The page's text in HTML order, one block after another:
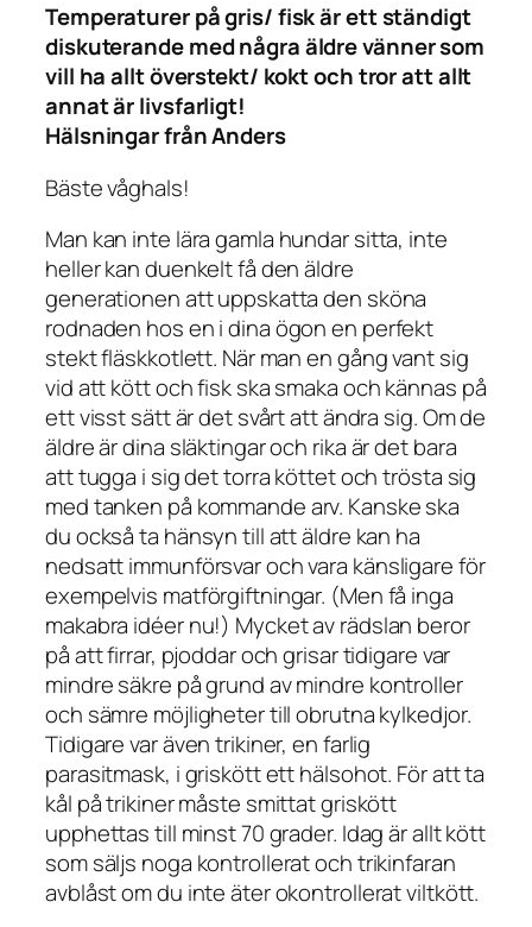
Temperaturer på gris/ fisk är ett ständigt
diskuterande med några äldre vänner som
vill ha allt överstekt/ kokt och tror att allt
annat är livsfarligt!
Hälsningar från Anders
Bäste våghals!
Man kan inte lära gamla hundar sitta, inte
heller kan duenkelt få den äldre
generationen att uppskatta den sköna
rodnaden hos en i dina ögon en perfekt
stekt fläskkotlett. När man en gång vant sig
vid att kött och fisk ska smaka och kännas på
ett visst sätt är det svårt att ändra sig. Om de
äldre är dina släktingar och rika är det bara
att tugga i sig det torra köttet och trösta sig
med tanken på kommande arv. Kanske ska
du också ta hänsyn till att äldre kan ha
nedsatt immunförsvar och vara känsligare för
exempelvis matförgiftningar. (Men få inga
makabra idéer nu!) Mycket av rädslan beror
på att firrar, pjoddar och grisar tidigare var
mindre säkre på grund av mindre kontroller
och sämre möjligheter till obrutna kylkedjor.
Tidigare var även trikiner, en farlig
parasitmask, i griskött ett hälsohot. För att ta
kål på trikiner måste smittat griskött
upphettas till minst 70 grader. Idag är allt kött
som säljs noga kontrollerat och trikinfaran
avblåst om du inte äter okontrollerat viltkött.